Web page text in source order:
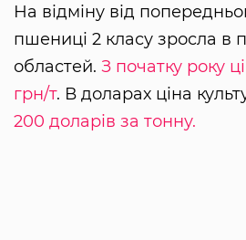
На відміну від
пшениці 2 класу зросла в
областей. З початку року
грн/т. В доларах ціна
200 доларів за тонну.